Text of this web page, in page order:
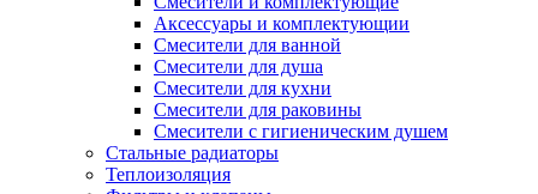
Аксессуары и комплектующии
Смесители для ванной
Смесители для душа
Смесители для кухни
Смесители для раковины
Смесители с гигиеническим душем
Стальные радиаторы
Теплоизоляция